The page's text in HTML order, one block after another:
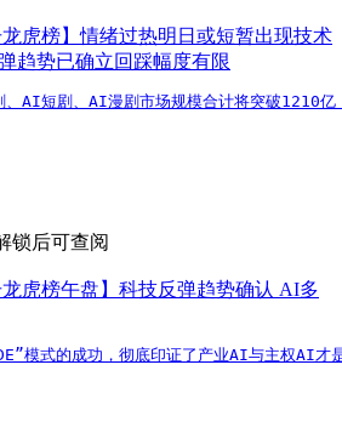
龙虎榜】情绪过热明日或短暂出现技术
趋势已确立回踩幅度有限
AI短剧、AI漫剧市场规模合计将突破1210亿
锁后可查阅
龙虎榜午盘】科技反弹趋势确认 AI多
模式的成功，彻底印证了产业AI与主权AI才